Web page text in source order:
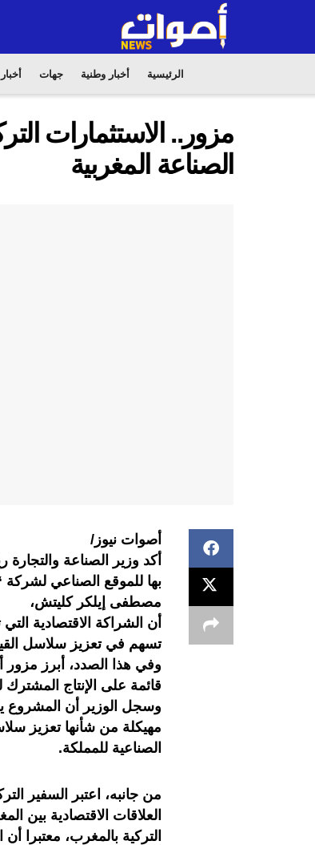
الرئيسية أخبار وطنية جهات
مزور.. الاستثمارات
الصناعة المغربية
أصوات نيوز/
أكد وزير الصناعة
بها للموقع الصناعي لشركة
مصطفى إيلكر كليتش،
أن الشراكة الاقتصادية
تسهم في تعزيز سلاسل
وفي هذا الصدد، أبرز مزور
قائمة على الإنتاج المشترك
وسجل الوزير أن المشروع
مهيكلة من شأنها تعزيز
الصناعية للمملكة.
من جانبه، اعتبر السفير
العلاقات الاقتصادية بين
التركية بالمغرب، معتبرا